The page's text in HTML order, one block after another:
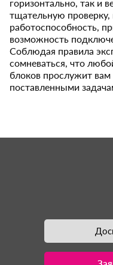
горизонтально, так и
тщательную
работоспособность,
возможность
Соблюдая правила
сомневаться, что
блоков прослужит вам
поставленными